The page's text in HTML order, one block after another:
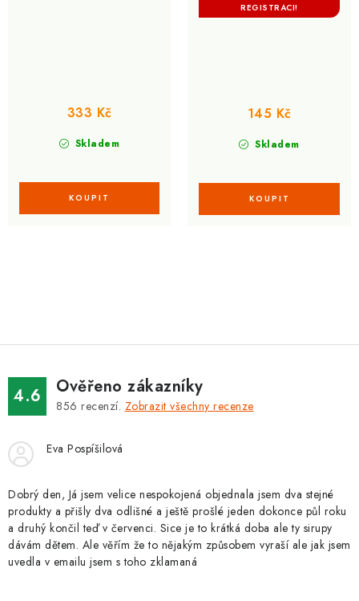
Skladem
333 Kč
REGISTRACI!
Skladem
145 Kč
á
d
a
c
p
v
k
y
v
4.6 Ověřeno zákazníky
856 recenzí. Zobrazit všechny recenze
Eva Pospíšilová
Dobrý den, Já jsem velice nespokojená objednala jsem dva stejné
produkty a přišly dva odlišné a ještě prošlé jeden dokonce půl roku
a druhý končil teď v červenci. Sice je to krátká doba ale ty sirupy
dávám dětem. Ale věřím že to nějakým způsobem vyraší ale jak jsem
uvedla v emailu jsem s toho zklamaná